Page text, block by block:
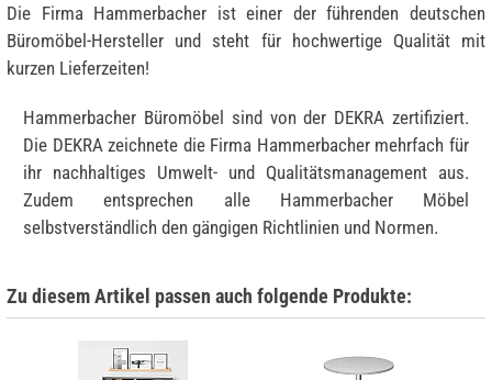
Die Firma Hammerbacher ist einer der führenden deutschen
Büromöbel-Hersteller und steht für hochwertige Qualität mit
kurzen Lieferzeiten!
Hammerbacher Büromöbel sind von der DEKRA zertifiziert.
Die DEKRA zeichnete die Firma Hammerbacher mehrfach für
ihr nachhaltiges Umwelt- und Qualitätsmanagement aus.
Zudem entsprechen alle Hammerbacher Möbel
selbstverständlich den gängigen Richtlinien und Normen.
Zu diesem Artikel passen auch folgende Produkte: